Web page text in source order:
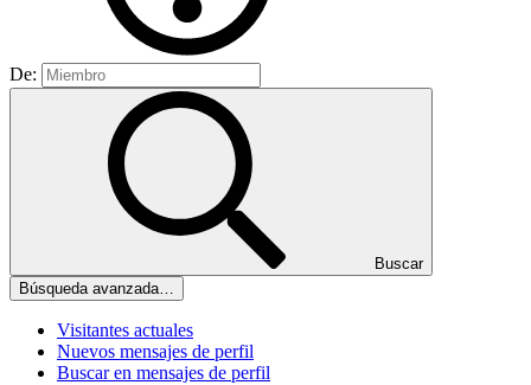
De:
Buscar
Búsqueda avanzada…
Visitantes actuales
Nuevos mensajes de perfil
Buscar en mensajes de perfil